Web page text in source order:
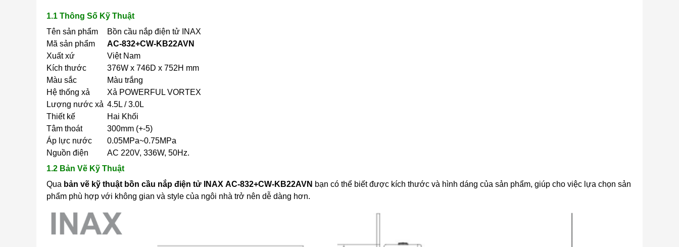
1.1 Thông Số Kỹ Thuật
Tên sản phẩm
Bồn cầu nắp điện tử INAX
Mã sản phẩm
AC-832+CW-KB22AVN
Xuất xứ
Việt Nam
Kích thước
376W x 746D x 752H mm
Màu sắc
Màu trắng
Hệ thống xả
Xả POWERFUL VORTEX
Lượng nước xả 4.5L / 3.0L
Thiết kế
Hai Khối
Tâm thoát
300mm (+-5)
Áp lực nước
0.05MPa~0.75MPa
Nguồn điện
AC 220V, 336W, 50Hz.
1.2 Bản Vẽ Kỹ Thuật
Qua bản vẽ kỹ thuật bồn cầu nắp điện tử INAX AC-832+CW-KB22AVN bạn có thể biết được kích thước và hình dáng của sản phẩm, giúp cho việc lựa chọn sản
phẩm phù hợp với không gian và style của ngôi nhà trở nên dễ dàng hơn.